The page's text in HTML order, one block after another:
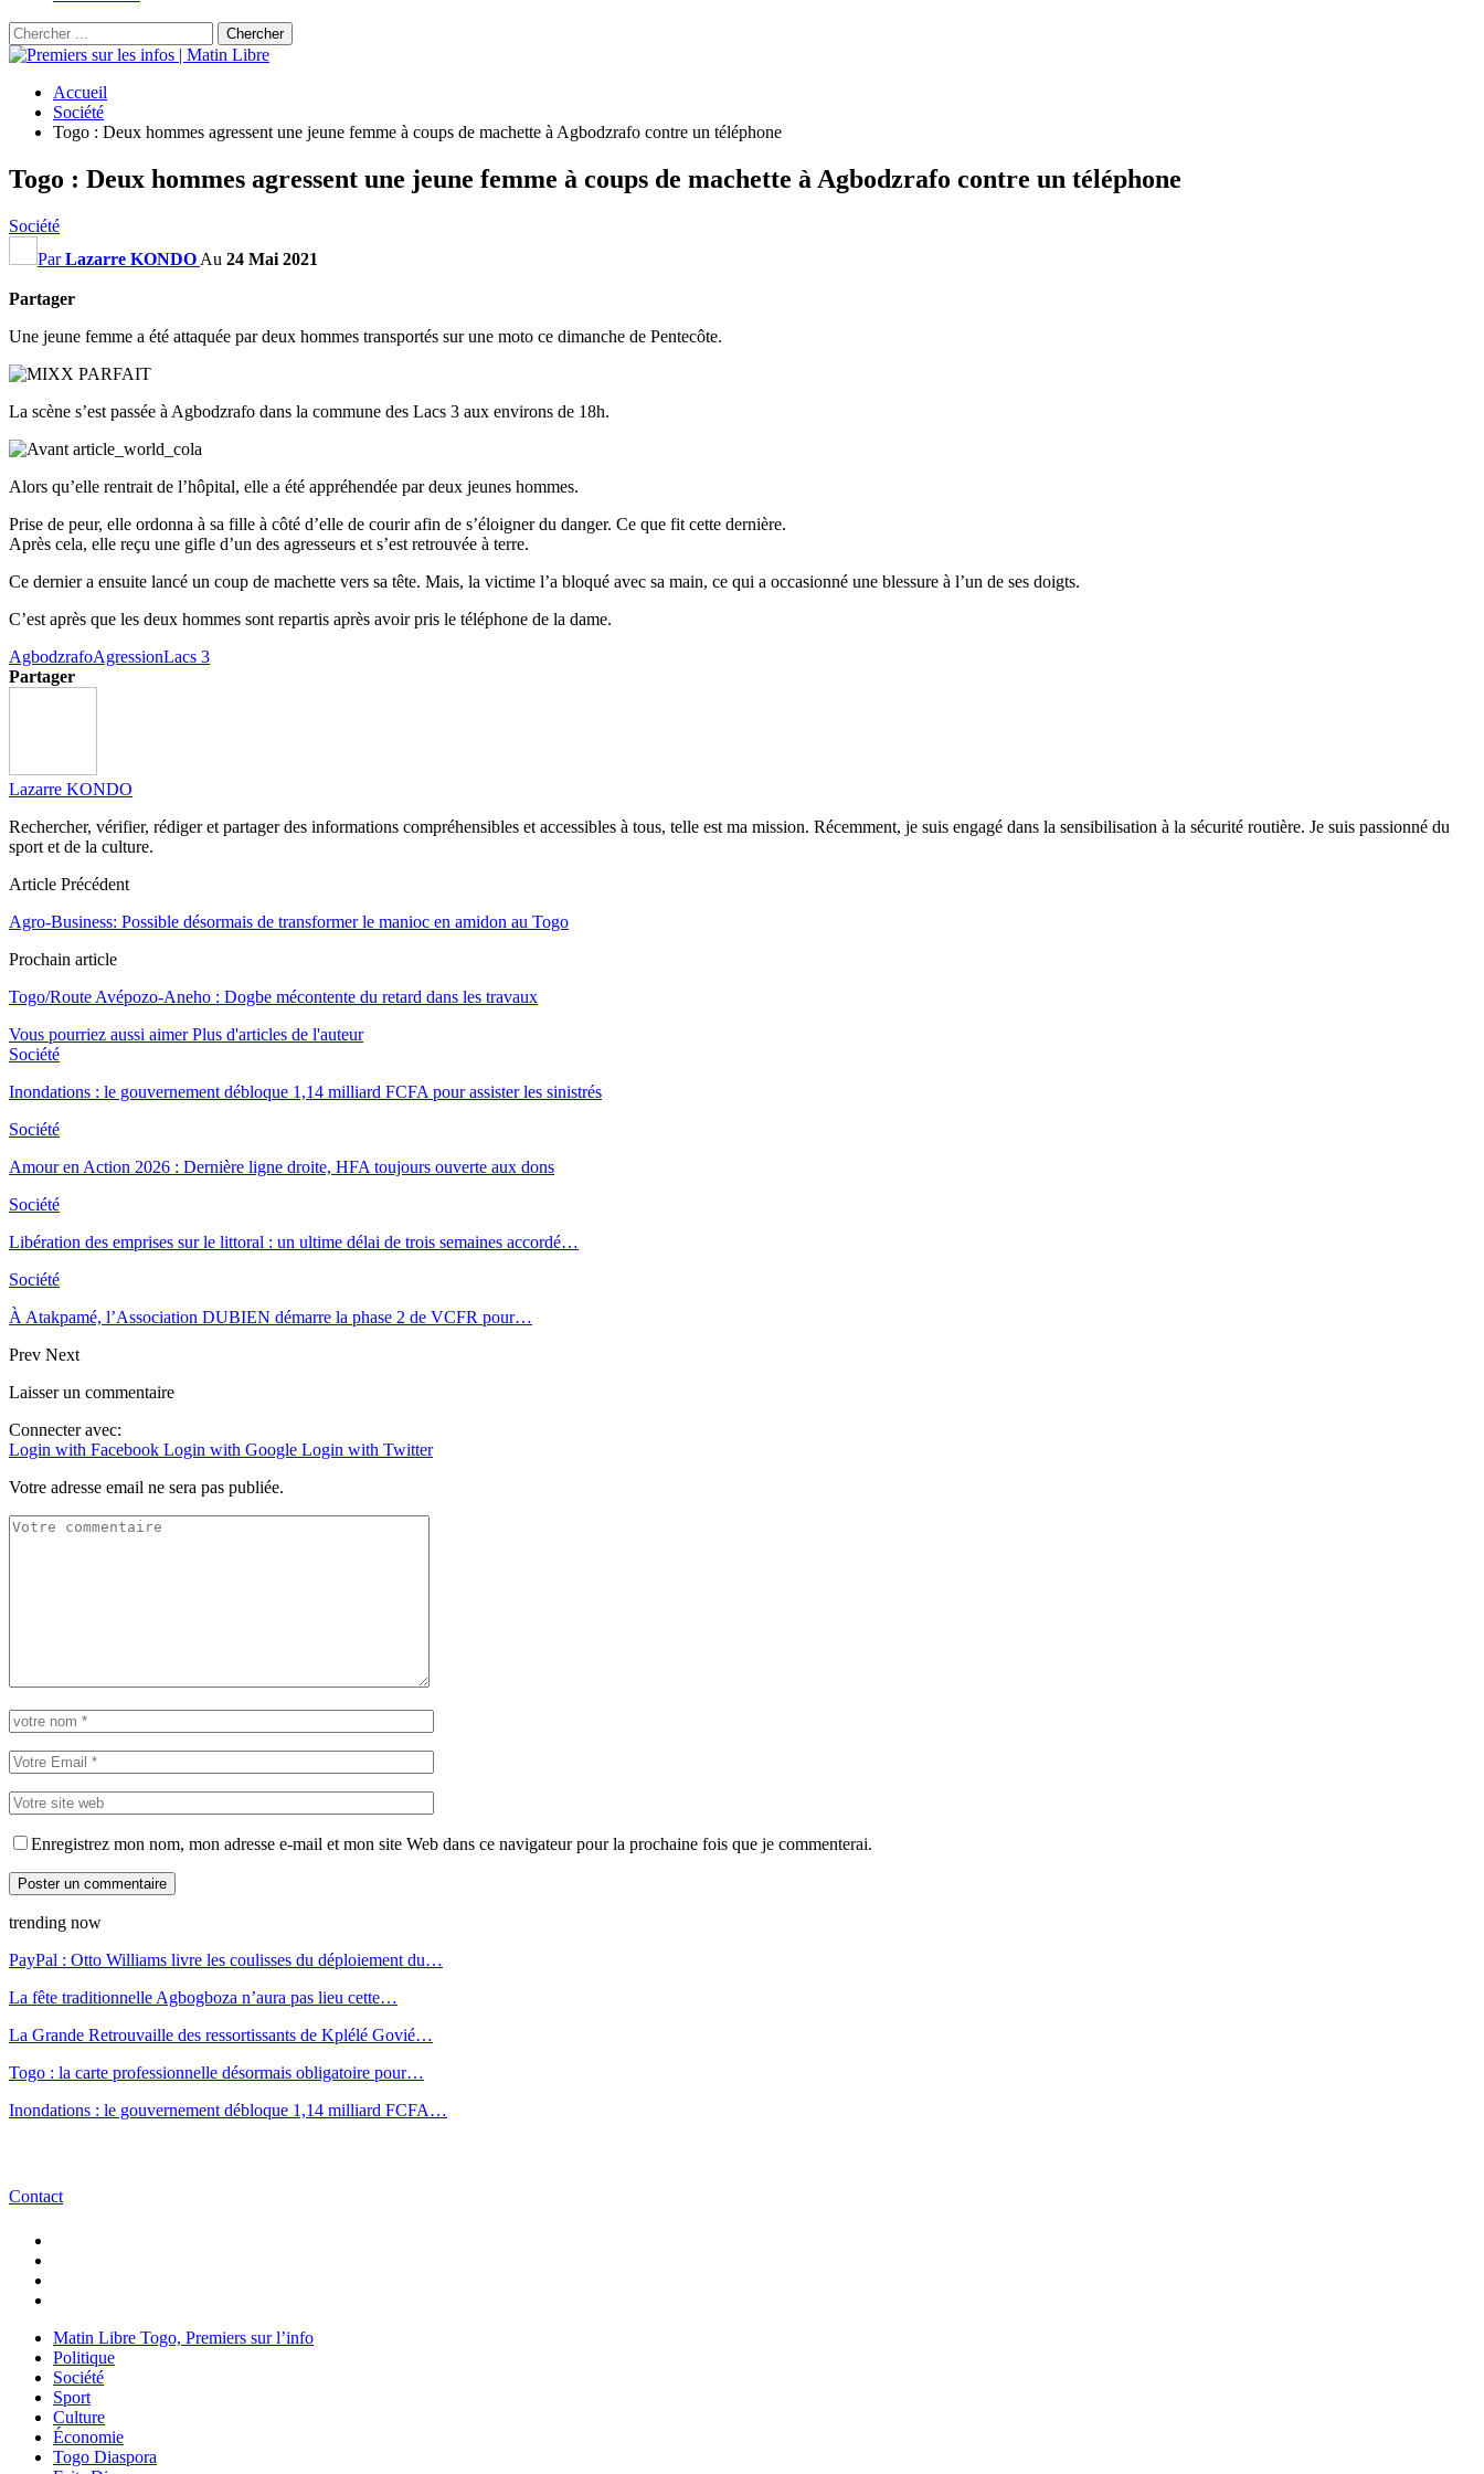
Accueil
Société
Togo : Deux hommes agressent une jeune femme à coups de machette à Agbodzrafo contre un téléphone
Togo : Deux hommes agressent une jeune femme à coups de machette à Agbodzrafo contre un téléphone
Société
ParLazarre KONDO Au 24 Mai 2021
Partager
Une jeune femme a été attaquée par deux hommes transportés sur une moto ce dimanche de Pentecôte.
La scène s’est passée à Agbodzrafo dans la commune des Lacs 3 aux environs de 18h.
Alors qu’elle rentrait de l’hôpital, elle a été appréhendée par deux jeunes hommes.
Prise de peur, elle ordonna à sa fille à côté d’elle de courir afin de s’éloigner du danger. Ce que fit cette dernière.
Après cela, elle reçu une gifle d’un des agresseurs et s’est retrouvée à terre.
Ce dernier a ensuite lancé un coup de machette vers sa tête. Mais, la victime l’a bloqué avec sa main, ce qui a occasionné une blessure à l’un de ses doigts.
C’est après que les deux hommes sont repartis après avoir pris le téléphone de la dame.
AgbodzrafoAgressionLacs 3
Partager
Lazarre KONDO
Rechercher, vérifier, rédiger et partager des informations compréhensibles et accessibles à tous, telle est ma mission. Récemment, je suis engagé dans la sensibilisation à la sécurité routière. Je suis passionné du
sport et de la culture.
Article Précédent
Agro-Business: Possible désormais de transformer le manioc en amidon au Togo
Prochain article
Togo/Route Avépozo-Aneho : Dogbe mécontente du retard dans les travaux
Vous pourriez aussi aimer Plus d'articles de l'auteur
Société
Inondations : le gouvernement débloque 1,14 milliard FCFA pour assister les sinistrés
Société
Amour en Action 2026 : Dernière ligne droite, HFA toujours ouverte aux dons
Société
Libération des emprises sur le littoral : un ultime délai de trois semaines accordé…
Société
À Atakpamé, l’Association DUBIEN démarre la phase 2 de VCFR pour…
Prev Next
Laisser un commentaire
Connecter avec:
Login with Facebook Login with Google Login with Twitter
Votre adresse email ne sera pas publiée.
Enregistrez mon nom, mon adresse e-mail et mon site Web dans ce navigateur pour la prochaine fois que je commenterai.
trending now
PayPal : Otto Williams livre les coulisses du déploiement du…
La fête traditionnelle Agbogboza n’aura pas lieu cette…
La Grande Retrouvaille des ressortissants de Kplélé Govié…
Togo : la carte professionnelle désormais obligatoire pour…
Inondations : le gouvernement débloque 1,14 milliard FCFA…
Contact
Matin Libre Togo, Premiers sur l’info
Politique
Société
Sport
Culture
Économie
Togo Diaspora